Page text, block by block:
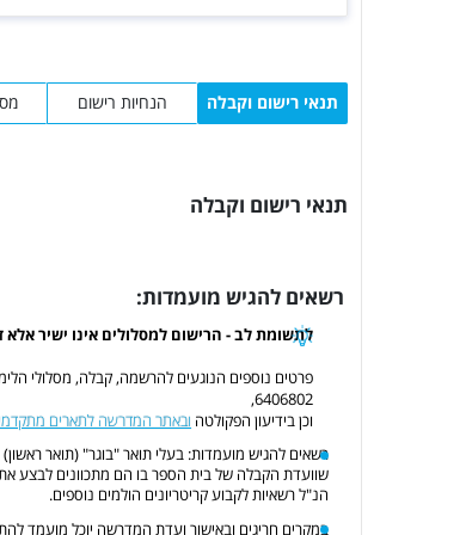
תנאי רישום וקבלה הנחיות רישום
תנאי רישום וקבלה
רשאים להגיש מועמדות:
לתשומת לב - הרישום למסלולים אינו ישיר
6406802,
וכן בידיעון הפקולטה ובאתר המדרשה לתארים
שוועדת הקבלה של בית הספר בו הם מתכוונים לבצע
הנ"ל רשאיות לקבוע קריטריונים הולמים נוספים.